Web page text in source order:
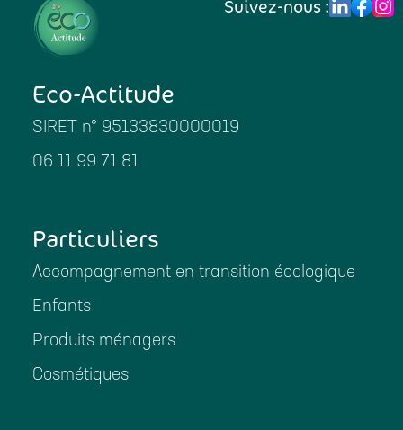
Eco-Actitude
SIRET n° 95133830000019
06 11 99 71 81
Particuliers
Accompagnement en transition écologique
Enfants
Produits ménagers
Cosmétiques
Suivez-nous :